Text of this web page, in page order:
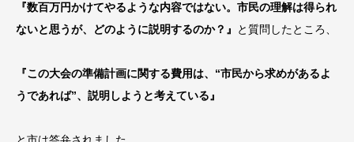
『数百万円かけてやるような内容ではない。市民の理解は得られ
ないと思うが、どのように説明するのか？』
と質問したところ、
『この大会の準備計画に関する費用は、“市民から求めがあるよ
うであれば”、説明しようと考えている』